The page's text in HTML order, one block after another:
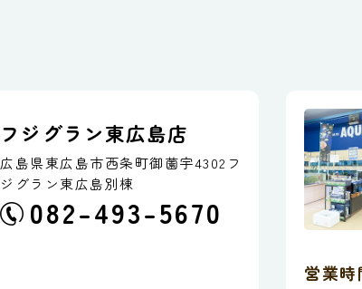
フジグラン東広島店
広島県東広島市西条町御薗宇4302 フ
ジグラン東広島別棟
082-493-5670
営業時